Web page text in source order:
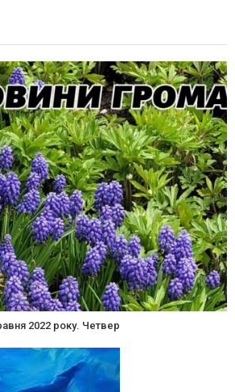
2022 року. Четвер